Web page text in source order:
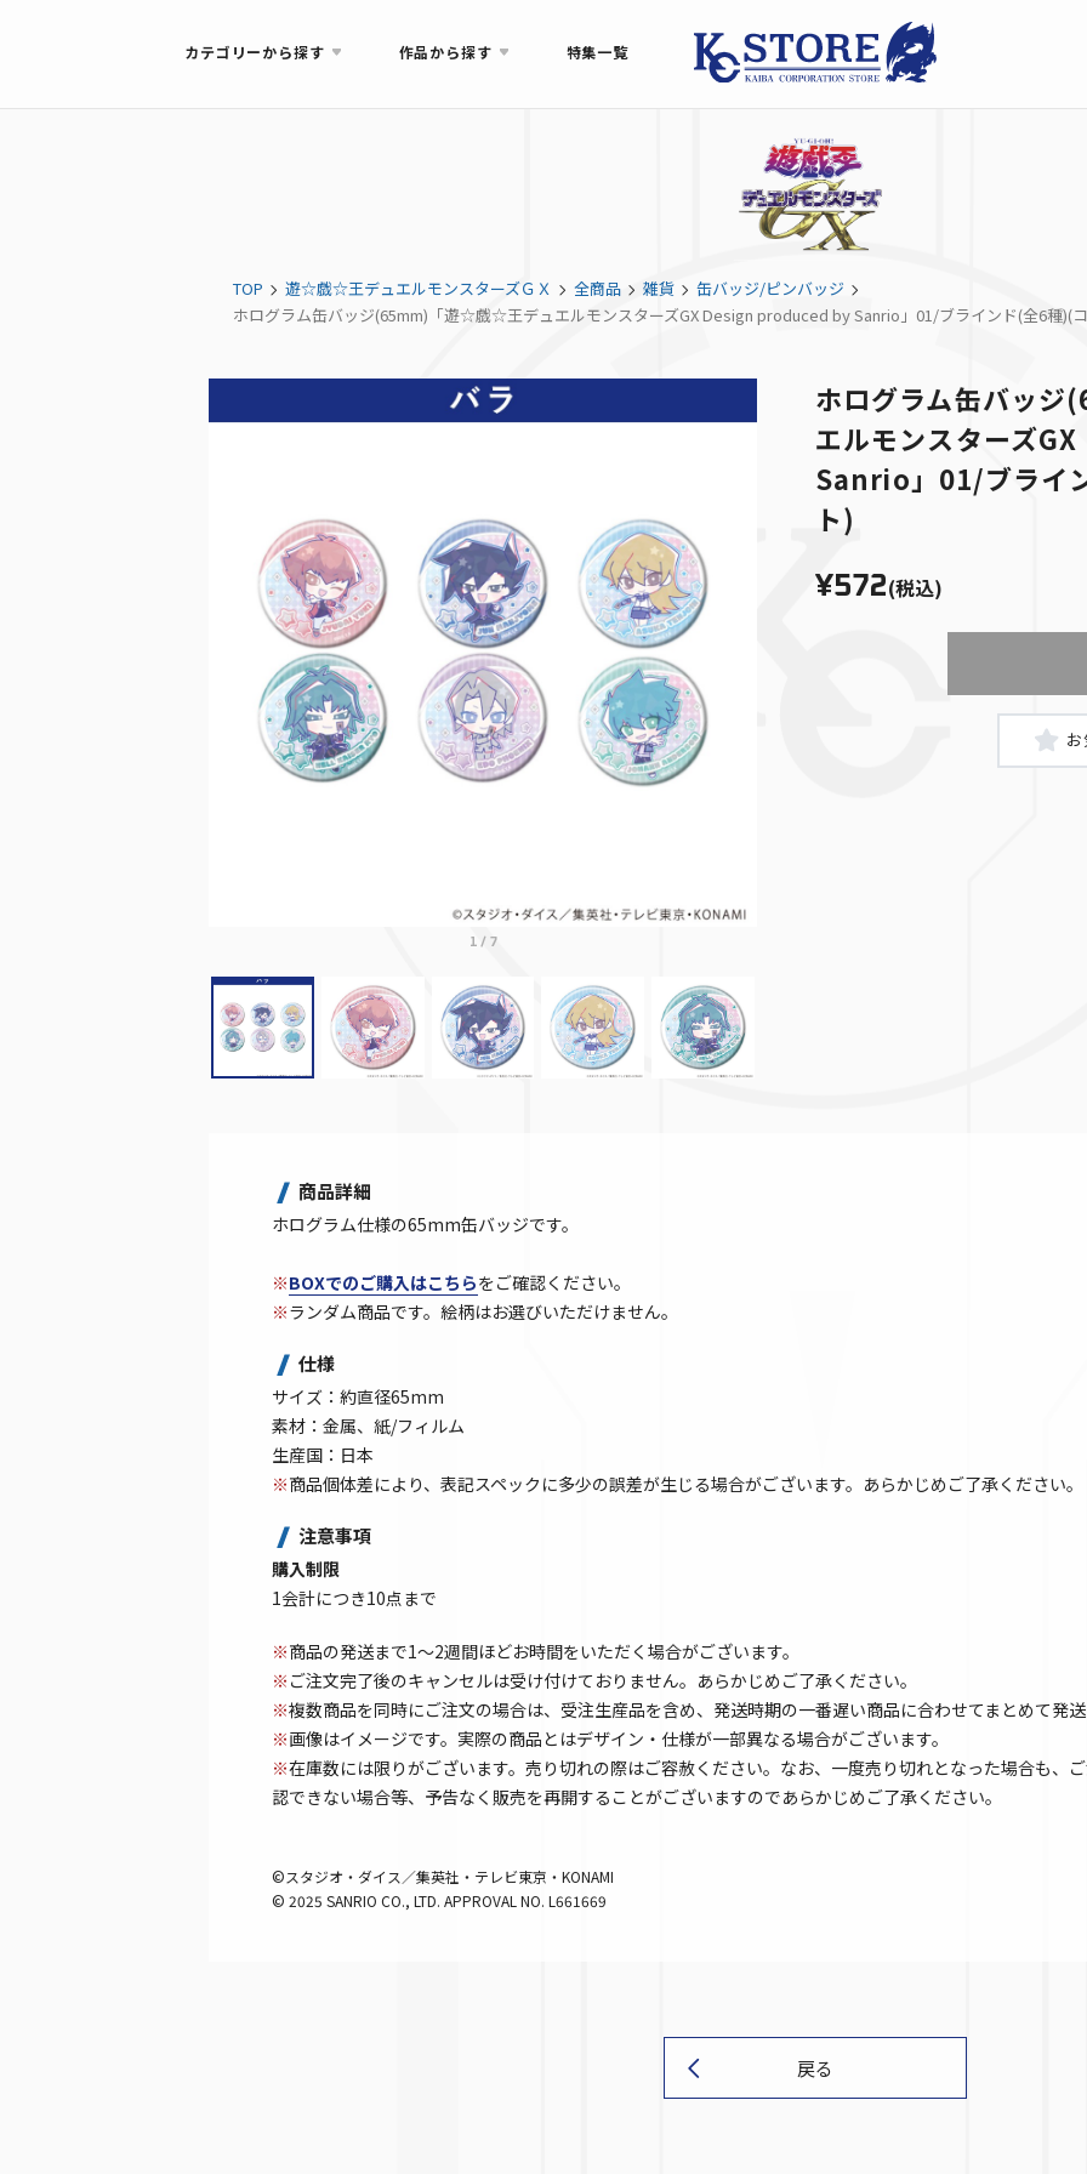
カテゴリーから探す 作品から探す 特集一覧
TOP 遊☆戯☆王デュエルモンスターズＧＸ 全商品 雑貨
缶バッジ/ピンバッジ
ホログラム缶バッジ(65mm)「遊☆戯☆王デュエルモンスターズGX Design produced by Sanrio」01/ブラインド(全6種)(
1/ 7
ホログラム缶バッ
エルモンスターズ
Sanrio」01/ブライ
ト)
¥572(税込)
商品詳細
ホログラム仕様の65mm缶バッジです。
※BOXでのご購入はこちらをご確認ください。
※ランダム商品です。絵柄はお選びいただけません。
仕様
サイズ：約直径65mm
素材：金属、紙/フィルム
生産国：日本
※商品個体差により、表記スペックに多少の誤差が生じる場合がございます。あらかじめご了承ください。
注意事項
購入制限
1会計につき10点まで
※商品の発送まで1～2週間ほどお時間をいただく場合がございます。
※ ご注文完了後のキャンセルは受け付けておりません。あらかじめご了承ください。
※複数商品を同時にご注文の場合は、受注生産品を含め、発送時期の一番遅い商品に合わせてまとめて発
※画像はイメージです。実際の商品とはデザイン・仕様が一部異なる場合がございます。
※在庫数には限りがございます。売り切れの際はご容赦ください。なお、一度売り切れとなった場合も、
認できない場合等、予告なく販売を再開することがございますのであらかじめご了承ください。
©スタジオ・ダイス／集英社・テレビ東京・KONAMI
© 2025 SANRIO CO., LTD. APPROVAL NO. L661669
戻る